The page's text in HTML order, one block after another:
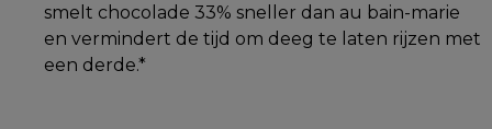
smelt chocolade 33% sneller dan au bain-marie
en vermindert de tijd om deeg te laten rijzen met
een derde.*